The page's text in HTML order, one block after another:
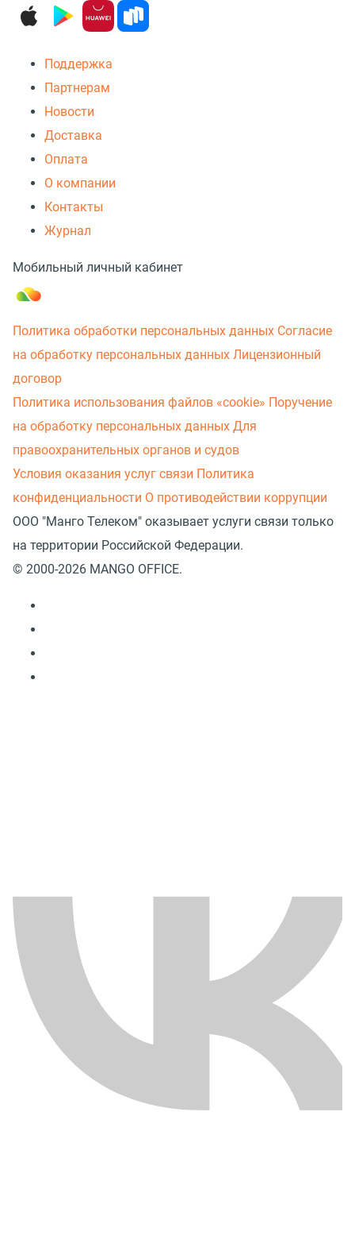
Поддержка
Партнерам
Новости
Доставка
Оплата
О компании
Контакты
Журнал
Мобильный личный кабинет
Политика обработки персональных данных Согласие
на обработку персональных данных Лицензионный
договор
Политика использования файлов «cookie» Поручение
на обработку персональных данных Для
правоохранительных органов и судов
Условия оказания услуг связи Политика
конфиденциальности О противодействии коррупции
ООО "Манго Телеком" оказывает услуги связи только
на территории Российской Федерации.
© 2000-2026 MANGO OFFICE.